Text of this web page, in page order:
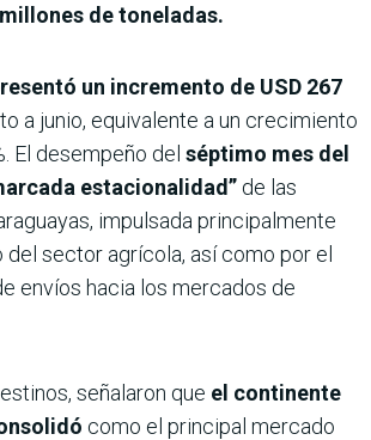
de toneladas.
un incremento de USD 267
a junio, equivalente a un crecimiento
El desempeño del séptimo mes del
estacionalidad” de las
impulsada principalmente
del sector agrícola, así como por el
envíos hacia los mercados de
señalaron que el continente
como el principal mercado